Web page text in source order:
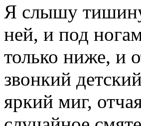
Я слышу тишину
ней, и под
только ниже, и
звонкий
яркий миг,